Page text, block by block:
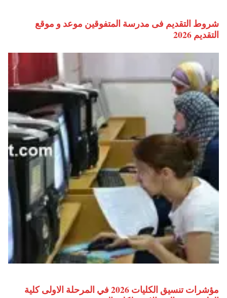
شروط التقديم فى مدرسة المتفوقين موعد و موقع
التقديم 2026
مؤشرات تنسيق الكليات 2026 في المرحلة الاولى كلية